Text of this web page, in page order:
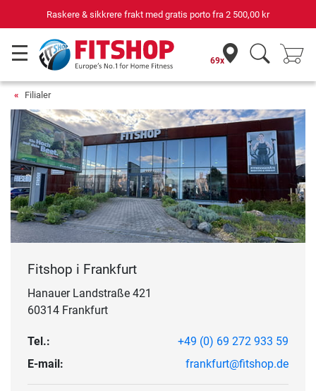
Raskere & sikkrere frakt med gratis porto fra 2 500,00 kr
69x
Filialer
Fitshop i Frankfurt
Hanauer Landstraße 421
60314 Frankfurt
Tel.:
+49 (0) 69 272 933 59
E-mail:
frankfurt@fitshop.de